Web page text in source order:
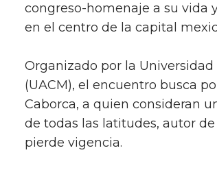
congreso-homenaje a su vida
en el centro de la capital
Organizado por la
(UACM), el encuentro busca
Caborca, a quien consideran
de todas las latitudes, autor
pierde vigencia.